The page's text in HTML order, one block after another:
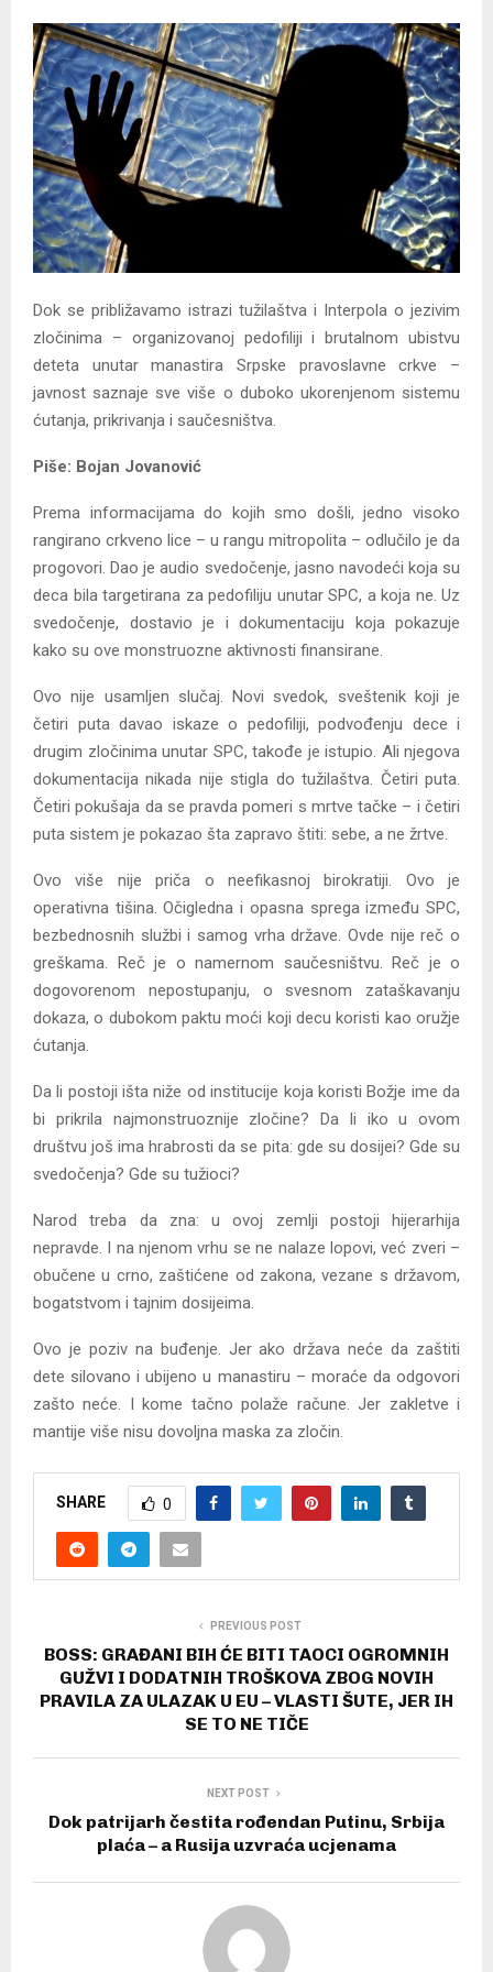
Y
M
E
N
U
Dok se približavamo istrazi tužilaštva i Interpola o jezivim
zločinima – organizovanoj pedofiliji i brutalnom ubistvu
deteta unutar manastira Srpske pravoslavne crkve –
javnost saznaje sve više o duboko ukorenjenom sistemu
ćutanja, prikrivanja i saučesništva.
Piše: Bojan Jovanović
Prema informacijama do kojih smo došli, jedno visoko
rangirano crkveno lice – u rangu mitropolita – odlučilo je da
progovori. Dao je audio svedočenje, jasno navodeći koja su
deca bila targetirana za pedofiliju unutar SPC, a koja ne. Uz
svedočenje, dostavio je i dokumentaciju koja pokazuje
kako su ove monstruozne aktivnosti finansirane.
Ovo nije usamljen slučaj. Novi svedok, sveštenik koji je
četiri puta davao iskaze o pedofiliji, podvođenju dece i
drugim zločinima unutar SPC, takođe je istupio. Ali njegova
dokumentacija nikada nije stigla do tužilaštva. Četiri puta.
Četiri pokušaja da se pravda pomeri s mrtve tačke – i četiri
puta sistem je pokazao šta zapravo štiti: sebe, a ne žrtve.
Ovo više nije priča o neefikasnoj birokratiji. Ovo je
operativna tišina. Očigledna i opasna sprega između SPC,
bezbednosnih službi i samog vrha države. Ovde nije reč o
greškama. Reč je o namernom saučesništvu. Reč je o
dogovorenom nepostupanju, o svesnom zataškavanju
dokaza, o dubokom paktu moći koji decu koristi kao oružje
ćutanja.
Da li postoji išta niže od institucije koja koristi Božje ime da
bi prikrila najmonstruoznije zločine? Da li iko u ovom
društvu još ima hrabrosti da se pita: gde su dosijei? Gde su
svedočenja? Gde su tužioci?
Narod treba da zna: u ovoj zemlji postoji hijerarhija
nepravde. I na njenom vrhu se ne nalaze lopovi, već zveri –
obučene u crno, zaštićene od zakona, vezane s državom,
bogatstvom i tajnim dosijeima.
Ovo je poziv na buđenje. Jer ako država neće da zaštiti
dete silovano i ubijeno u manastiru – moraće da odgovori
zašto neće. I kome tačno polaže račune. Jer zakletve i
mantije više nisu dovoljna maska za zločin.
SHARE 0
PREVIOUS POST
BOSS: GRAĐANI BIH ĆE BITI TAOCI OGROMNIH
GUŽVI I DODATNIH TROŠKOVA ZBOG NOVIH
PRAVILA ZA ULAZAK U EU – VLASTI ŠUTE, JER IH
SE TO NE TIČE
NEXT POST
Dok patrijarh čestita rođendan Putinu, Srbija
plaća – a Rusija uzvraća ucjenama